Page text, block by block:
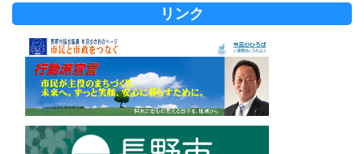
リンク